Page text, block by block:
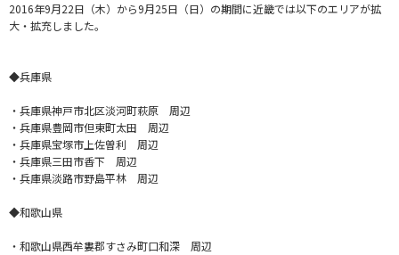
2016年9月22日（木）から9月25日（日）の期間に近畿では以下のエリアが拡
大・拡充しました。
◆兵庫県
・兵庫県神戸市北区淡河町萩原 周辺
・兵庫県豊岡市但東町太田 周辺
・兵庫県宝塚市上佐曽利 周辺
・兵庫県三田市香下 周辺
・兵庫県淡路市野島平林 周辺
◆和歌山県
・和歌山県西牟婁郡すさみ町口和深 周辺